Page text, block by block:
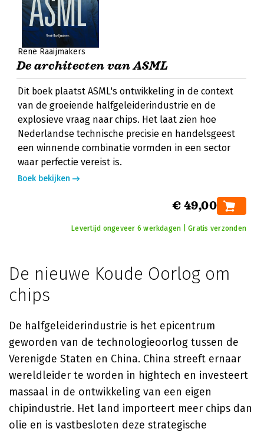
René Raaijmakers
De architecten van ASML
Dit boek plaatst ASML's ontwikkeling in de context
van de groeiende halfgeleiderindustrie en de
explosieve vraag naar chips. Het laat zien hoe
Nederlandse technische precisie en handelsgeest
een winnende combinatie vormden in een sector
waar perfectie vereist is.
Boek bekijken
€ 49,00
Levertijd ongeveer 6 werkdagen | Gratis verzonden
De nieuwe Koude Oorlog om
chips
De halfgeleiderindustrie is het epicentrum
geworden van de technologieoorlog tussen de
Verenigde Staten en China. China streeft ernaar
wereldleider te worden in hightech en investeert
massaal in de ontwikkeling van een eigen
chipindustrie. Het land importeert meer chips dan
olie en is vastbesloten deze strategische